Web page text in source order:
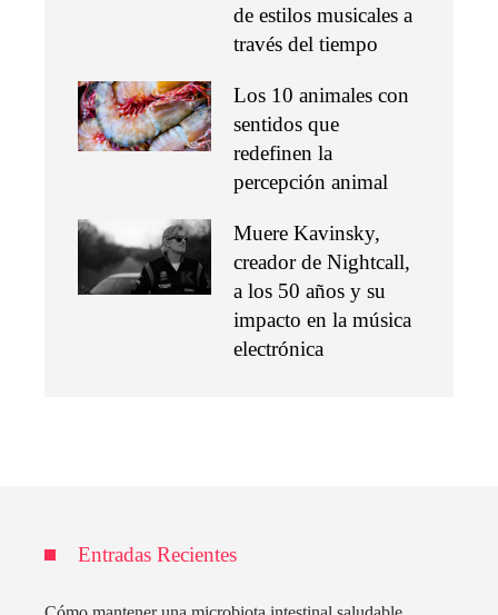
de estilos musicales a
través del tiempo
Los 10 animales con
sentidos que
redefinen la
percepción animal
Muere Kavinsky,
creador de Nightcall,
a los 50 años y su
impacto en la música
electrónica
Entradas Recientes